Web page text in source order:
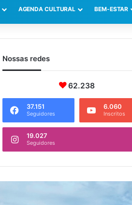
AGENDA CULTURAL BEM-ESTAR
Nossas redes
62.238
37.151
Seguidores
6.060
Inscritos
19.027
Seguidores